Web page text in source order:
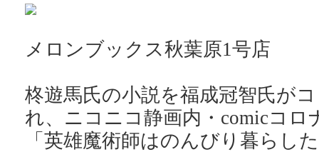
メロンブックス秋葉原1号店
柊遊馬氏の小説を福成冠智氏が
れ、ニコニコ静画内・comicコロ
「英雄魔術師はのんびり暮らし